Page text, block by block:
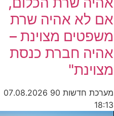
אם לא אהיה שרת
משפטים מצוינת –
אהיה חברת כנסת
מצוינת"
מערכת חדשות 90
07.08.2026
18:13